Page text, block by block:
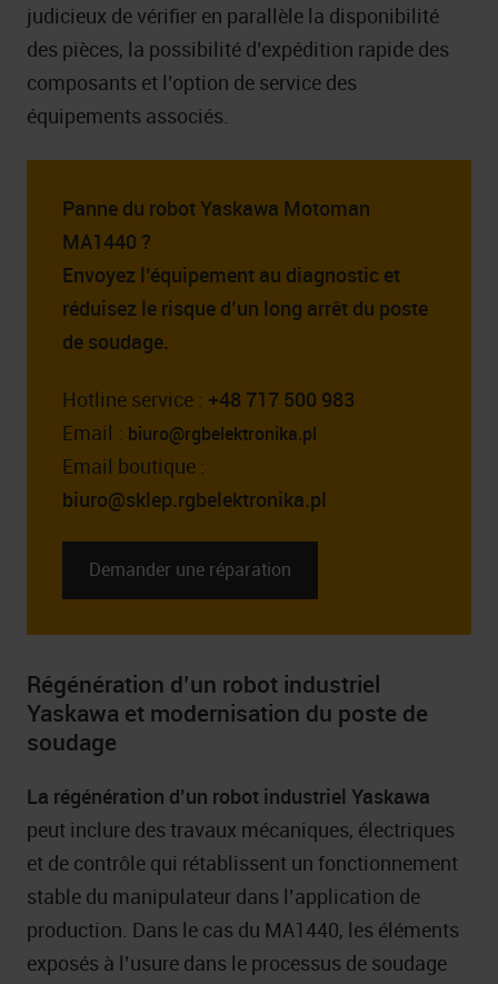
judicieux de vérifier en parallèle la disponibilité
des pièces, la possibilité d’expédition rapide des
composants et l’option de service des
équipements associés.
Panne du robot Yaskawa Motoman
MA1440 ?
Envoyez l’équipement au diagnostic et
réduisez le risque d’un long arrêt du poste
de soudage.
Hotline service : +48 717 500 983
Email : biuro@rgbelektronika.pl
Email boutique :
biuro@sklep.rgbelektronika.pl
Demander une réparation
Régénération d’un robot industriel
Yaskawa et modernisation du poste de
soudage
La régénération d’un robot industriel Yaskawa
peut inclure des travaux mécaniques, électriques
et de contrôle qui rétablissent un fonctionnement
stable du manipulateur dans l’application de
production. Dans le cas du MA1440, les éléments
exposés à l’usure dans le processus de soudage